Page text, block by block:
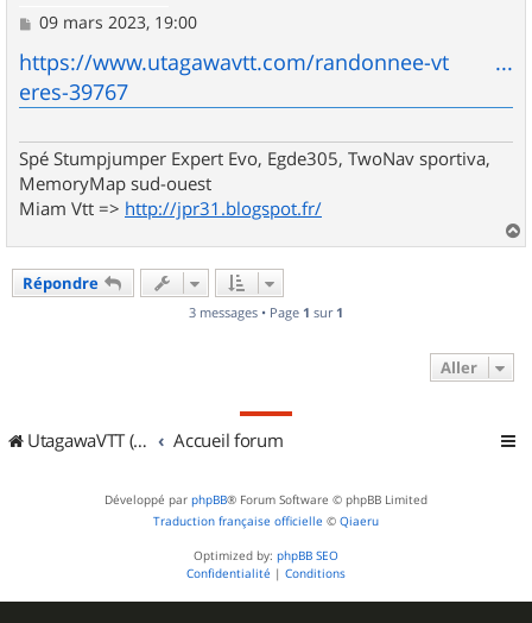
M
s
s
a
g
09 mars 2023, 19:00
https://www.utagawavtt.com/randonnee-vt ...
eres-39767
Spé Stumpjumper Expert Evo, Egde305, TwoNav sportiva,
MemoryMap sud-ouest
Miam Vtt => http://jpr31.blogspot.fr/
a
Répondre
3 messages • Page 1 sur 1
Aller
UtagawaVTT (Randos VTT et VTTAE avec traces GPS) Accueil forum
Développé par phpBB® Forum Software © phpBB Limited
Traduction française officielle © Qiaeru
Optimized by: phpBB SEO
Confidentialité | Conditions